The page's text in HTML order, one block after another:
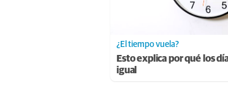
¿El tiempo vuela?
Esto explica por qué los
igual